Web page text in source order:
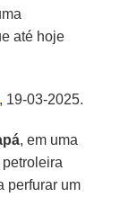
até hoje
, 19-03-2025.
, em uma
perfurar um